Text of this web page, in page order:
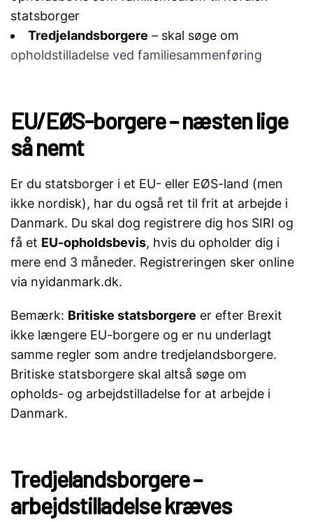
statsborger
Tredjelandsborgere – skal søge om
opholdstilladelse ved familiesammenføring
EU/EØS-borgere – næsten lige
så nemt
Er du statsborger i et EU- eller EØS-land (men
ikke nordisk), har du også ret til frit at arbejde i
Danmark. Du skal dog registrere dig hos SIRI og
få et EU-opholdsbevis, hvis du opholder dig i
mere end 3 måneder. Registreringen sker online
via nyidanmark.dk.
Bemærk: Britiske statsborgere er efter Brexit
ikke længere EU-borgere og er nu underlagt
samme regler som andre tredjelandsborgere.
Britiske statsborgere skal altså søge om
opholds- og arbejdstilladelse for at arbejde i
Danmark.
Tredjelandsborgere –
arbejdstilladelse kræves